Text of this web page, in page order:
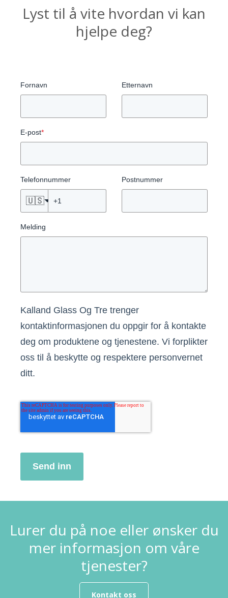
Lyst til å vite hvordan vi kan
hjelpe deg?
Fornavn Etternavn
E-post*
Telefonnummer
🇺🇸
Postnummer
Melding
Kalland Glass Og Tre trenger
kontaktinformasjonen du oppgir for å kontakte
deg om produktene og tjenestene. Vi forplikter
oss til å beskytte og respektere personvernet
ditt.
Send inn
Lurer du på noe eller ønsker du
mer informasjon om våre
tjenester?
Kontakt oss